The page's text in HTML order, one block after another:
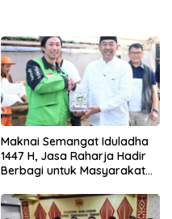
Maknai Semangat Iduladha
1447 H, Jasa Raharja Hadir
Berbagi untuk Masyarakat
Daging Kurban